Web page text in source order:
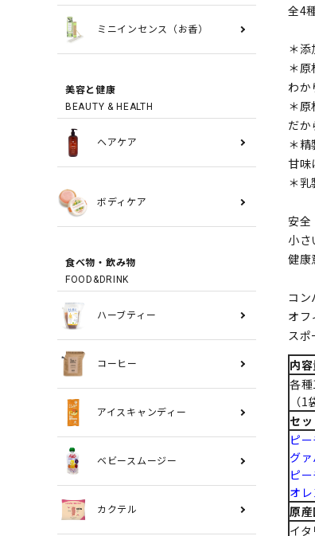
ミニインセンス（お香）
美容と健康
BEAUTY & HEALTH
ヘアケア
ボディケア
食べ物・飲み物
FOOD&DRINK
ハーブティー
コーヒー
アイスキャンディー
ベビースムージー
カクテル
全4
＊
＊
わか
＊
だか
＊
甘味
＊
安
小さ
健康
コ
オフ
スポ
内
各
（
セ
ピ
グ
ピ
オ
原産
イ